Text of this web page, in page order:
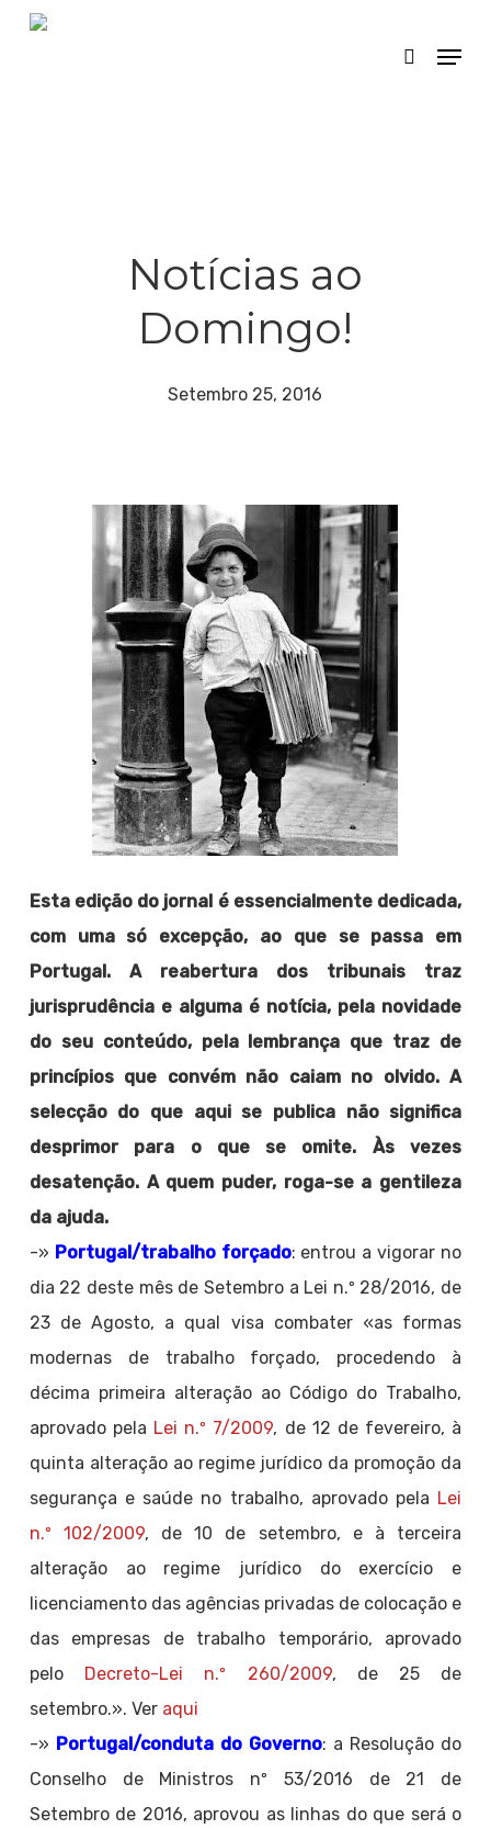
Skip
search
Menu
Notícias ao
Domingo!
Setembro 25, 2016
Esta edição do jornal é essencialmente dedicada,
com uma só excepção, ao que se passa em
Portugal. A reabertura dos tribunais traz
jurisprudência e alguma é notícia, pela novidade
do seu conteúdo, pela lembrança que traz de
princípios que convém não caiam no olvido. A
selecção do que aqui se publica não significa
desprimor para o que se omite. Às vezes
desatenção. A quem puder, roga-se a gentileza
da ajuda.
-» Portugal/trabalho forçado: entrou a vigorar no
dia 22 deste mês de Setembro a Lei n.º 28/2016, de
23 de Agosto, a qual visa combater «as formas
modernas de trabalho forçado, procedendo à
décima primeira alteração ao Código do Trabalho,
aprovado pela Lei n.º 7/2009, de 12 de fevereiro, à
quinta alteração ao regime jurídico da promoção da
segurança e saúde no trabalho, aprovado pela Lei
n.º 102/2009, de 10 de setembro, e à terceira
alteração ao regime jurídico do exercício e
licenciamento das agências privadas de colocação e
das empresas de trabalho temporário, aprovado
pelo Decreto-Lei n.º 260/2009, de 25 de
setembro.». Ver aqui
-» Portugal/conduta do Governo: a Resolução do
Conselho de Ministros nº 53/2016 de 21 de
Setembro de 2016, aprovou as linhas do que será o